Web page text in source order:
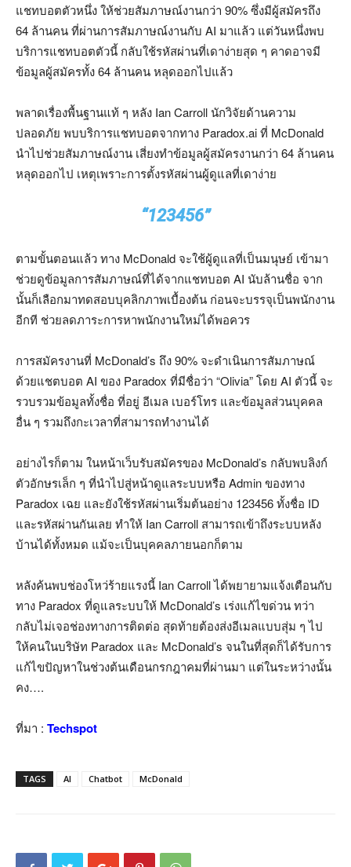
แชทบอตตัวหนึ่ง ให้ช่วยสัมภาษณ์งานกว่า 90% ซึ่งมีผู้สมัครถึง
64 ล้านคน ที่ผ่านการสัมภาษณ์งานกับ AI มาแล้ว แต่วันหนึ่งพบ
บริการแชทบอตตัวนี้ กลับใช้รหัสผ่านที่เดาง่ายสุด ๆ คาดอาจมี
ข้อมูลผู้สมัครทั้ง 64 ล้านคน หลุดออกไปแล้ว
พลาดเรื่องพื้นฐานแท้ ๆ หลัง Ian Carroll นักวิจัยด้านความ
ปลอดภัย พบบริการแชทบอตจากทาง Paradox.ai ที่ McDonald
นำไปช่วยสัมภาษณ์งาน เสี่ยงทำข้อมูลผู้สมัครงานกว่า 64 ล้านคน
หลุดออกไป เหตุเพราะการตั้งรหัสผ่านผู้ดูแลที่เดาง่าย
“123456”
ตามขั้นตอนแล้ว ทาง McDonald จะใช้ผู้ดูแลที่เป็นมนุษย์ เข้ามา
ช่วยดูข้อมูลการสัมภาษณ์ที่ได้จากแชทบอต AI นับล้านชื่อ จาก
นั้นก็เลือกมาทดสอบบุคลิกภาพเบื้องต้น ก่อนจะบรรจุเป็นพนักงาน
อีกที ช่วยลดภาระการหาพนักงานใหม่ได้พอควร
การสมัครงานที่ McDonald’s ถึง 90% จะดำเนินการสัมภาษณ์
ด้วยแชตบอต AI ของ Paradox ที่มีชื่อว่า “Olivia” โดย AI ตัวนี้ จะ
รวบรวมข้อมูลทั้งชื่อ ที่อยู่ อีเมล เบอร์โทร และข้อมูลส่วนบุคคล
อื่น ๆ รวมถึงกะเวลาที่สามารถทำงานได้
อย่างไรก็ตาม ในหน้าเว็บรับสมัครของ McDonald’s กลับพบลิงก์
ตัวอักษรเล็ก ๆ ที่นำไปสู่หน้าดูแลระบบหรือ Admin ของทาง
Paradox เฉย และยังใช้รหัสผ่านเริ่มต้นอย่าง 123456 ทั้งชื่อ ID
และรหัสผ่านกันเลย ทำให้ Ian Carroll สามารถเข้าถึงระบบหลัง
บ้านได้ทั้งหมด แม้จะเป็นบุคคลภายนอกก็ตาม
หลังค้นพบช่องโหว่ร้ายแรงนี้ Ian Carroll ได้พยายามแจ้งเตือนกับ
ทาง Paradox ที่ดูแลระบบให้ McDonald’s เร่งแก้ไขด่วน ทว่า
กลับไม่เจอช่องทางการติดต่อ สุดท้ายต้องส่งอีเมลแบบสุ่ม ๆ ไป
ให้คนในบริษัท Paradox และ McDonald’s จนในที่สุดก็ได้รับการ
แก้ไขปัญหาในช่วงต้นเดือนกรกฎาคมที่ผ่านมา แต่ในระหว่างนั้น
คง….
ที่มา : Techspot
TAGS AI Chatbot McDonald